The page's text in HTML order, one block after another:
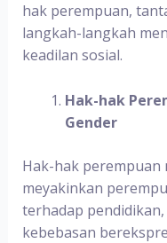
hak perempuan,
langkah-langkah
keadilan sosial.
Hak-hak
Gender
Hak-hak perempuan
meyakinkan
terhadap
kebebasan